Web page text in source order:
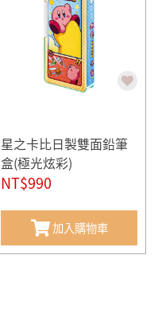
星之卡比日製雙面鉛筆
盒(極光炫彩)
NT$990
加入購物車